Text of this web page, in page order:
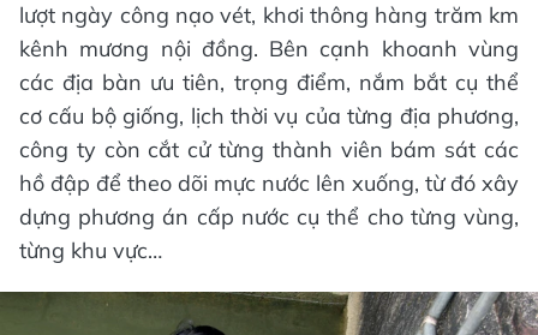
lượt ngày công nạo vét, khơi thông hàng trăm km
kênh mương nội đồng. Bên cạnh khoanh vùng
các địa bàn ưu tiên, trọng điểm, nắm bắt cụ thể
cơ cấu bộ giống, lịch thời vụ của từng địa phương,
công ty còn cắt cử từng thành viên bám sát các
hồ đập để theo dõi mực nước lên xuống, từ đó xây
dựng phương án cấp nước cụ thể cho từng vùng,
từng khu vực…